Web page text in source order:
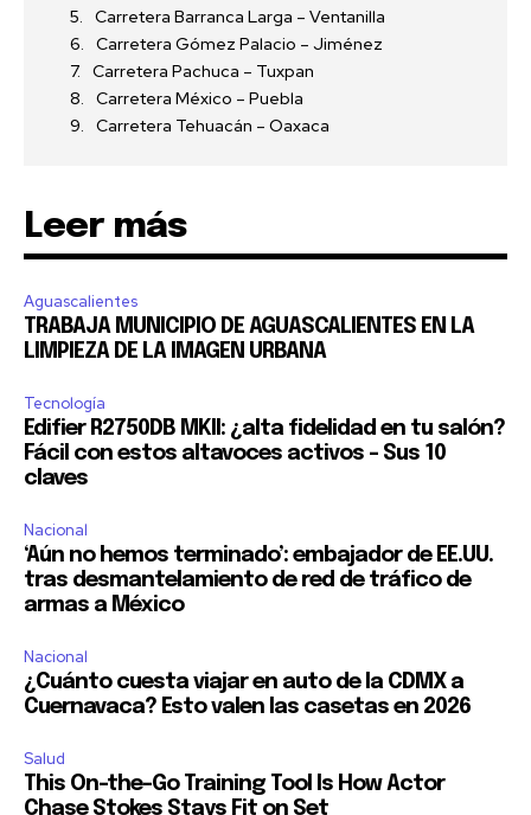
Carretera Barranca Larga – Ventanilla
Carretera Gómez Palacio – Jiménez
Carretera Pachuca – Tuxpan
Carretera México – Puebla
Carretera Tehuacán – Oaxaca
Leer más
Aguascalientes
TRABAJA MUNICIPIO DE AGUASCALIENTES EN LA
LIMPIEZA DE LA IMAGEN URBANA
Tecnología
Edifier R2750DB MKII: ¿alta fidelidad en tu salón?
Fácil con estos altavoces activos – Sus 10
claves
Nacional
‘Aún no hemos terminado’: embajador de EE.UU.
tras desmantelamiento de red de tráfico de
armas a México
Nacional
¿Cuánto cuesta viajar en auto de la CDMX a
Cuernavaca? Esto valen las casetas en 2026
Salud
This On-the-Go Training Tool Is How Actor
Chase Stokes Stays Fit on Set